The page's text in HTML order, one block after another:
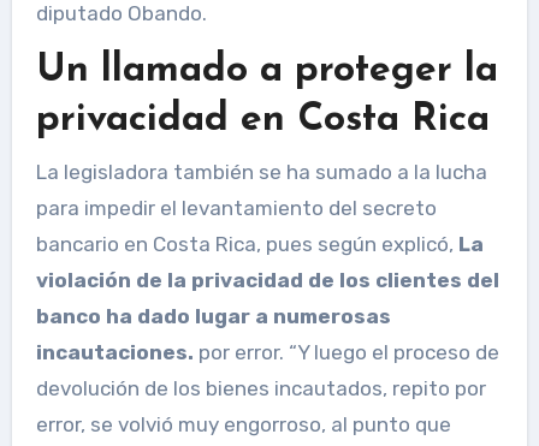
diputado Obando.
Un llamado a proteger la
privacidad en Costa Rica
La legisladora también se ha sumado a la lucha
para impedir el levantamiento del secreto
bancario en Costa Rica, pues según explicó, La
violación de la privacidad de los clientes del
banco ha dado lugar a numerosas
incautaciones. por error. “Y luego el proceso de
devolución de los bienes incautados, repito por
error, se volvió muy engorroso, al punto que